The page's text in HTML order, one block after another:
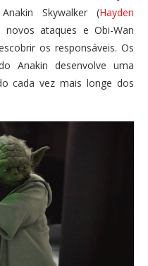
Skywalker (Hayden
ataques e Obi-Wan
os responsáveis. Os
Anakin desenvolve uma
cada vez mais longe dos